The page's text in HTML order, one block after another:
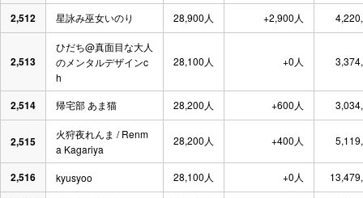
2,512 星詠み巫女いのり 28,900人 +2,900人
2,513
ひだち@真面目な大人
のメンタルデザインc
h
28,100人 +0人
2,514 帰宅部 あま猫 28,200人 +600人
2,515
火狩夜れんま / Renm
a Kagariya
28,200人 +400人
2,516 kyusyoo 28,100人 +0人